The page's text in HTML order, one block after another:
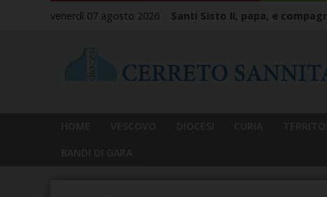
venerdì 07 agosto 2026 Santi Sisto II, papa, e